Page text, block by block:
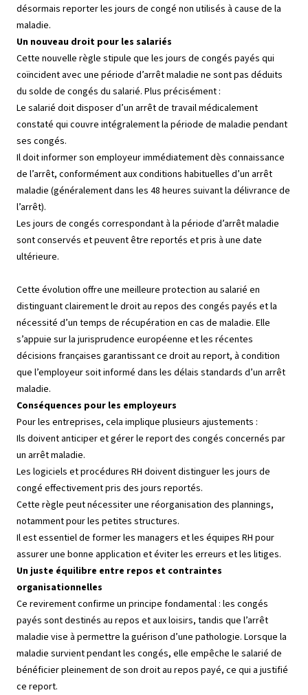
désormais reporter les jours de congé non utilisés à cause de la
maladie.
Un nouveau droit pour les salariés
Cette nouvelle règle stipule que les jours de congés payés qui
coïncident avec une période d’arrêt maladie ne sont pas déduits
du solde de congés du salarié. Plus précisément :
Le salarié doit disposer d’un arrêt de travail médicalement
constaté qui couvre intégralement la période de maladie pendant
ses congés.
Il doit informer son employeur immédiatement dès connaissance
de l’arrêt, conformément aux conditions habituelles d’un arrêt
maladie (généralement dans les 48 heures suivant la délivrance de
l’arrêt).
Les jours de congés correspondant à la période d’arrêt maladie
sont conservés et peuvent être reportés et pris à une date
ultérieure.
Cette évolution offre une meilleure protection au salarié en
distinguant clairement le droit au repos des congés payés et la
nécessité d’un temps de récupération en cas de maladie. Elle
s’appuie sur la jurisprudence européenne et les récentes
décisions françaises garantissant ce droit au report, à condition
que l’employeur soit informé dans les délais standards d’un arrêt
maladie.
Conséquences pour les employeurs
Pour les entreprises, cela implique plusieurs ajustements :
Ils doivent anticiper et gérer le report des congés concernés par
un arrêt maladie.
Les logiciels et procédures RH doivent distinguer les jours de
congé effectivement pris des jours reportés.
Cette règle peut nécessiter une réorganisation des plannings,
notamment pour les petites structures.
Il est essentiel de former les managers et les équipes RH pour
assurer une bonne application et éviter les erreurs et les litiges.
Un juste équilibre entre repos et contraintes
organisationnelles
Ce revirement confirme un principe fondamental : les congés
payés sont destinés au repos et aux loisirs, tandis que l’arrêt
maladie vise à permettre la guérison d’une pathologie. Lorsque la
maladie survient pendant les congés, elle empêche le salarié de
bénéficier pleinement de son droit au repos payé, ce qui a justifié
ce report.